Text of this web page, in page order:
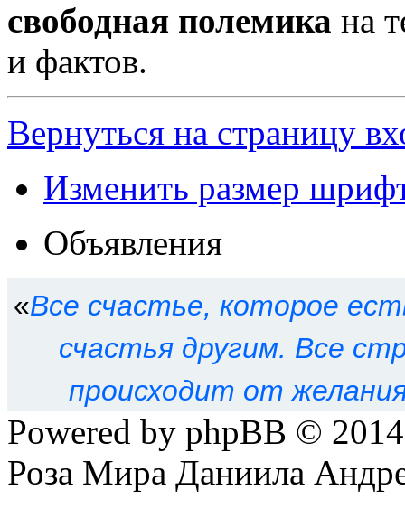
свободная полемика на
и фактов.
Вернуться на страницу
Изменить размер
Объявления
«Все счастье, которое
счастья другим. Все
происходит от
Powered by phpBB ©
Роза Мира Даниила